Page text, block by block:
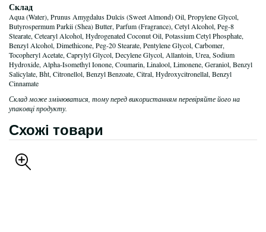
Склад
Aqua (Water), Prunus Amygdalus Dulcis (Sweet Almond) Oil, Propylene Glycol,
Butyrospermum Parkii (Shea) Butter, Parfum (Fragrance), Cetyl Alcohol, Peg-8
Stearate, Cetearyl Alcohol, Hydrogenated Coconut Oil, Potassium Cetyl Phosphate,
Benzyl Alcohol, Dimethicone, Peg-20 Stearate, Pentylene Glycol, Carbomer,
Tocopheryl Acetate, Caprylyl Glycol, Decylene Glycol, Allantoin, Urea, Sodium
Hydroxide, Alpha-Isomethyl Ionone, Coumarin, Linalool, Limonene, Geraniol, Benzyl
Salicylate, Bht, Citronellol, Benzyl Benzoate, Citral, Hydroxycitronellal, Benzyl
Cinnamate
Склад може змінюватися, тому перед використанням перевіряйте його на
упаковці продукту.
Схожі товари